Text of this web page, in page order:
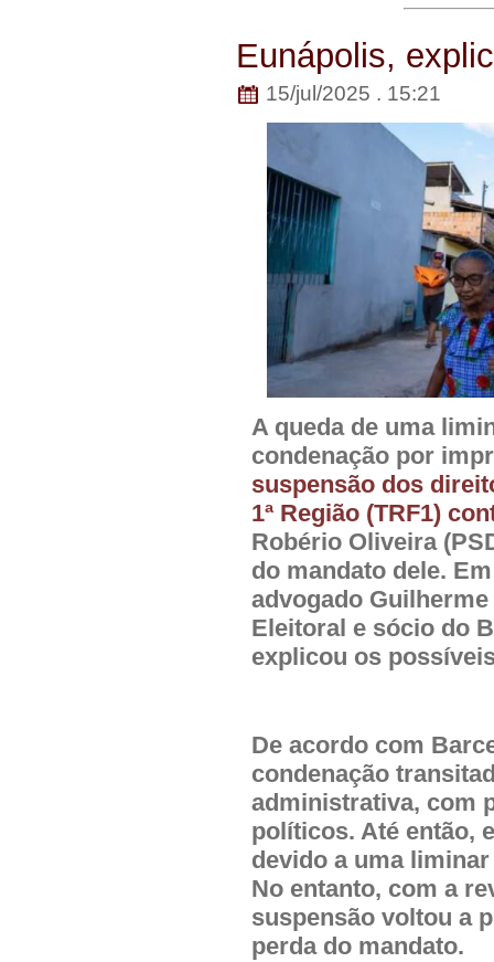
Eunápolis,
15/jul/2025 . 15:21
A queda de uma
condenação por
suspensão dos
1ª Região (TRF1)
Robério Oliveira
do mandato dele.
advogado
Eleitoral e sócio do
explicou os
De acordo com
condenação
administrativa, com
políticos. Até então,
devido a uma
No entanto, com a
suspensão voltou a
perda do mandato.